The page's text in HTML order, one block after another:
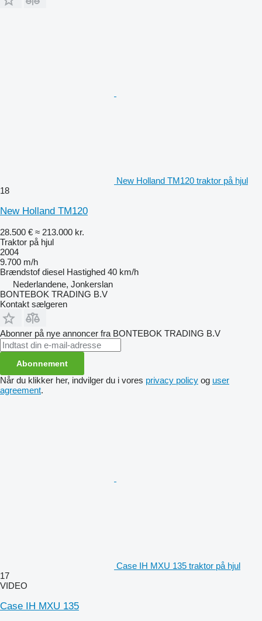
New Holland TM120 traktor på hjul
18
New Holland TM120
28.500 € ≈ 213.000 kr.
Traktor på hjul
2004
9.700 m/h
Brændstof diesel Hastighed 40 km/h
Nederlandene, Jonkerslan
BONTEBOK TRADING B.V
Kontakt sælgeren
Abonner på nye annoncer fra BONTEBOK TRADING B.V
Abonnement
Når du klikker her, indvilger du i vores privacy policy og user
agreement.
Case IH MXU 135 traktor på hjul
17
VIDEO
Case IH MXU 135